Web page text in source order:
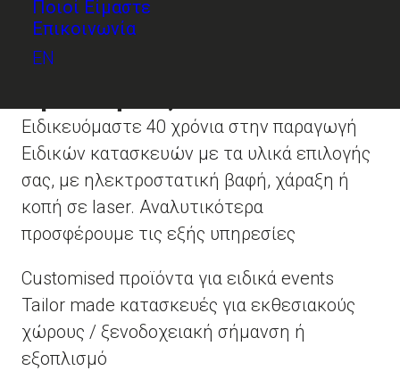
Ποιοί Είμαστε
Επικοινωνία
EN
Εκδηλώσεις / Εκθέσεις /
Ειδικευόμαστε 40 χρόνια στην παραγωγή
Ειδικών κατασκευών με τα υλικά επιλογής
σας, με ηλεκτροστατική βαφή, χάραξη ή
κοπή σε laser. Αναλυτικότερα
προσφέρουμε τις εξής υπηρεσίες
Customised προϊόντα για ειδικά events
Tailor made κατασκευές για εκθεσιακούς
χώρους / ξενοδοχειακή σήμανση ή
εξοπλισμό